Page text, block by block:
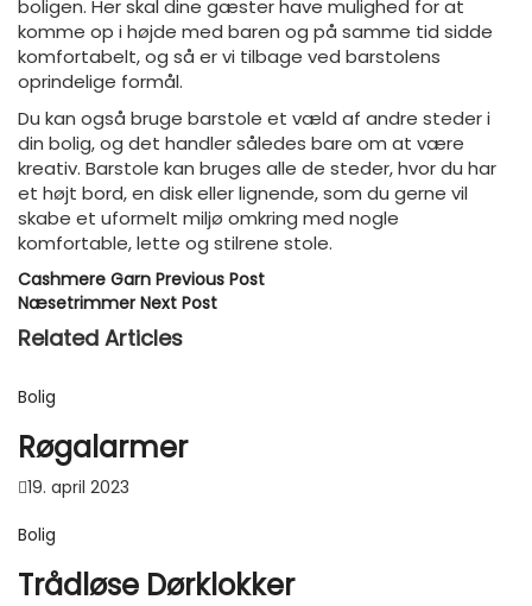
boligen. Her skal dine gæster have mulighed for at
komme op i højde med baren og på samme tid sidde
komfortabelt, og så er vi tilbage ved barstolens
oprindelige formål.
Du kan også bruge barstole et væld af andre steder i
din bolig, og det handler således bare om at være
kreativ. Barstole kan bruges alle de steder, hvor du har
et højt bord, en disk eller lignende, som du gerne vil
skabe et uformelt miljø omkring med nogle
komfortable, lette og stilrene stole.
Cashmere Garn Previous Post
Næsetrimmer Next Post
Related Articles
Bolig
Røgalarmer
19. april 2023
Bolig
Trådløse Dørklokker